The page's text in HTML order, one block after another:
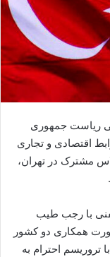
ریاست جمهوری
اقتصادی و تجاری
مشترک در تهران،
با رجب طیب
همکاری دو کشور
تروریسم احترام به